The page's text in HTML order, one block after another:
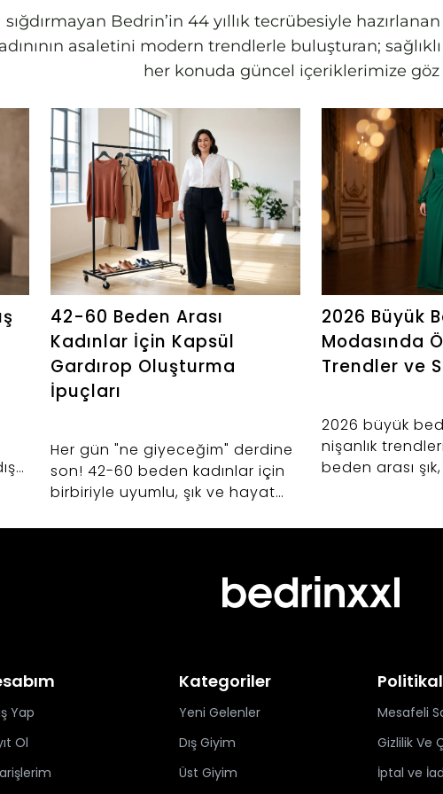
Bedrin’in 44 yıllık tecrübesiyle
asaletini modern trendlerle buluşturan;
her konuda güncel içeriklerimize göz
42-60 Beden Arası
Kadınlar İçin Kapsül
Gardırop Oluşturma
İpuçları
Her gün "ne giyeceğim" derdine
son! 42-60 beden kadınlar için
birbiriyle uyumlu, şık ve hayat
oluşturmanın sırlarını keşfedin.
2026 Büyük
Modasında
Trendler ve
2026 büyük
nişanlık
beden arası
Yap
Ol
Kategoriler
Yeni Gelenler
Dış Giyim
Üst Giyim
Mesafeli
Gizlilik Ve
İptal ve